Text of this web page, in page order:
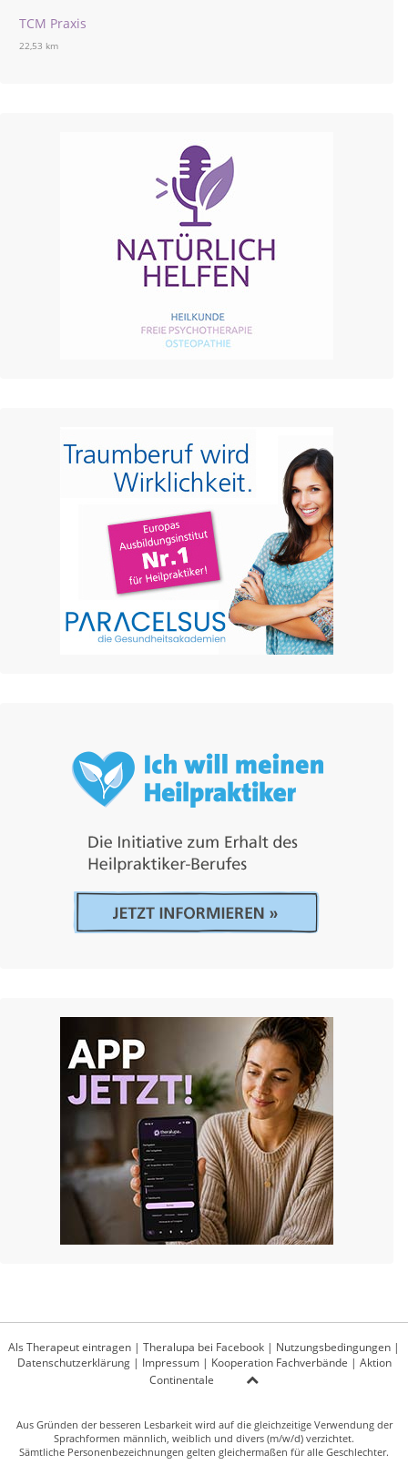
TCM Praxis
22,53 km
Als Therapeut eintragen | Theralupa bei Facebook | Nutzungsbedingungen |
Datenschutzerklärung| Impressum| Kooperation Fachverbände | Aktion
Continentale
Aus Gründen der besseren Lesbarkeit wird auf die gleichzeitige Verwendung der
Sprachformen männlich, weiblich und divers (m/w/d) verzichtet.
Sämtliche Personenbezeichnungen gelten gleichermaßen für alle Geschlechter.